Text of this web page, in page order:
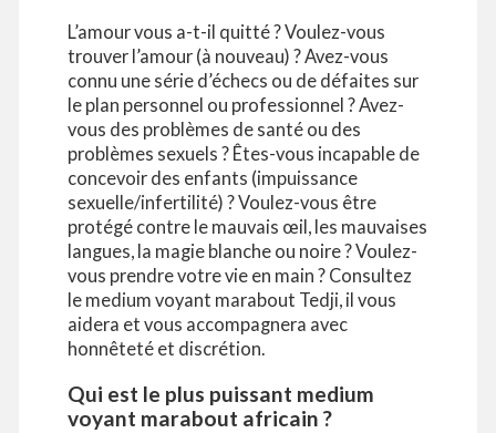
L’amour vous a-t-il quitté ? Voulez-vous
trouver l’amour (à nouveau) ? Avez-vous
connu une série d’échecs ou de défaites sur
le plan personnel ou professionnel ? Avez-
vous des problèmes de santé ou des
problèmes sexuels ? Êtes-vous incapable de
concevoir des enfants (impuissance
sexuelle/infertilité) ? Voulez-vous être
protégé contre le mauvais œil, les mauvaises
langues, la magie blanche ou noire ? Voulez-
vous prendre votre vie en main ? Consultez
le medium voyant marabout Tedji, il vous
aidera et vous accompagnera avec
honnêteté et discrétion.
Qui est le plus puissant medium
voyant marabout africain ?